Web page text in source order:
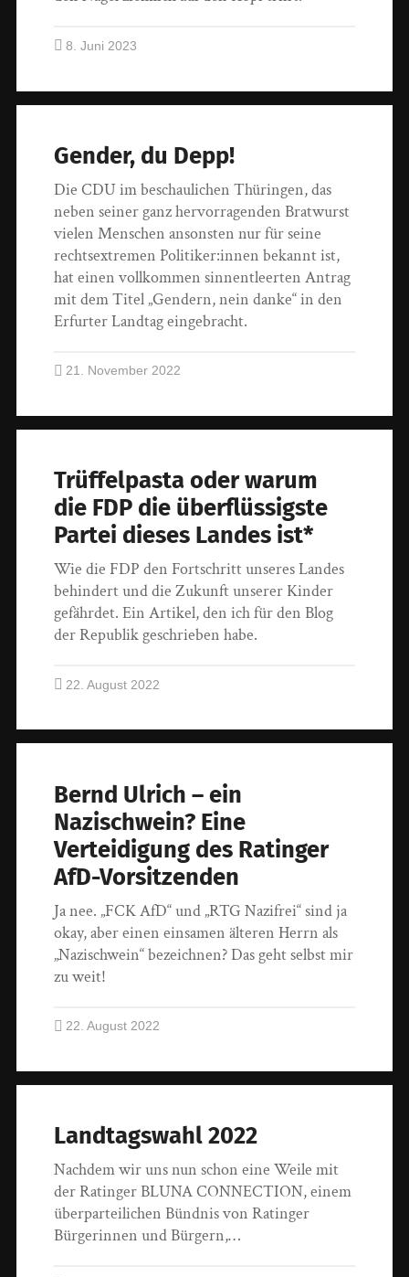
8. Juni 2023
Gender, du Depp!
Die CDU im beschaulichen Thüringen, das
neben seiner ganz hervorragenden Bratwurst
vielen Menschen ansonsten nur für seine
rechtsextremen Politiker:innen bekannt ist,
hat einen vollkommen sinnentleerten Antrag
mit dem Titel „Gendern, nein danke“ in den
Erfurter Landtag eingebracht.
21. November 2022
Trüffelpasta oder warum
die FDP die überflüssigste
Partei dieses Landes ist*
Wie die FDP den Fortschritt unseres Landes
behindert und die Zukunft unserer Kinder
gefährdet. Ein Artikel, den ich für den Blog
der Republik geschrieben habe.
22. August 2022
Bernd Ulrich – ein
Nazischwein? Eine
Verteidigung des Ratinger
AfD-Vorsitzenden
Ja nee. „FCK AfD“ und „RTG Nazifrei“ sind ja
okay, aber einen einsamen älteren Herrn als
„Nazischwein“ bezeichnen? Das geht selbst mir
zu weit!
22. August 2022
Landtagswahl 2022
Nachdem wir uns nun schon eine Weile mit
der Ratinger BLUNA CONNECTION, einem
überparteilichen Bündnis von Ratinger
Bürgerinnen und Bürgern,…